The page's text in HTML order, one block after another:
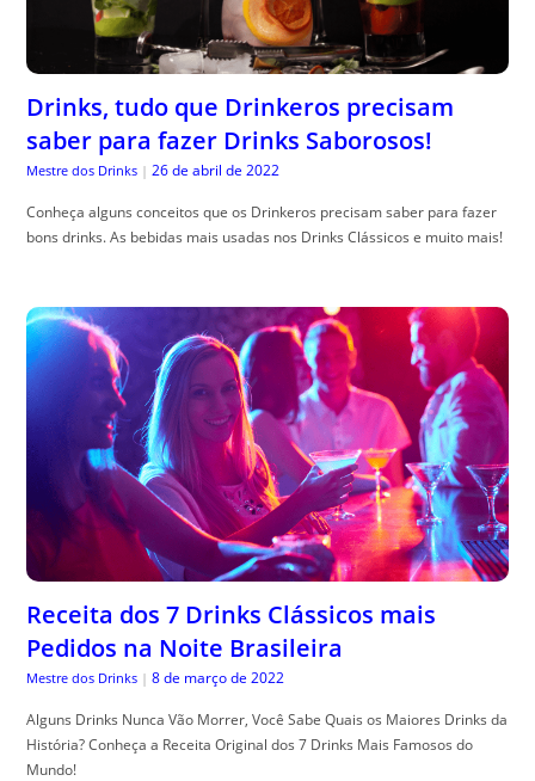
Drinks, tudo que Drinkeros precisam
saber para fazer Drinks Saborosos!
Mestre dos Drinks | 26 de abril de 2022
Conheça alguns conceitos que os Drinkeros precisam saber para fazer
bons drinks. As bebidas mais usadas nos Drinks Clássicos e muito mais!
Receita dos 7 Drinks Clássicos mais
Pedidos na Noite Brasileira
Mestre dos Drinks | 8 de março de 2022
Alguns Drinks Nunca Vão Morrer, Você Sabe Quais os Maiores Drinks da
História? Conheça a Receita Original dos 7 Drinks Mais Famosos do
Mundo!